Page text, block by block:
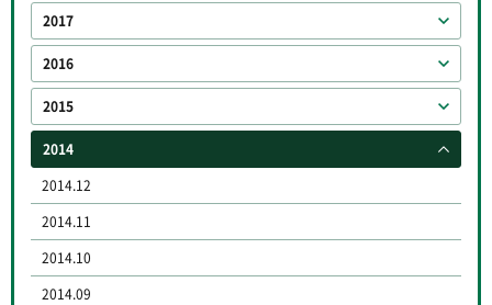
2017
2016
2015
2014
2014.12
2014.11
2014.10
2014.09